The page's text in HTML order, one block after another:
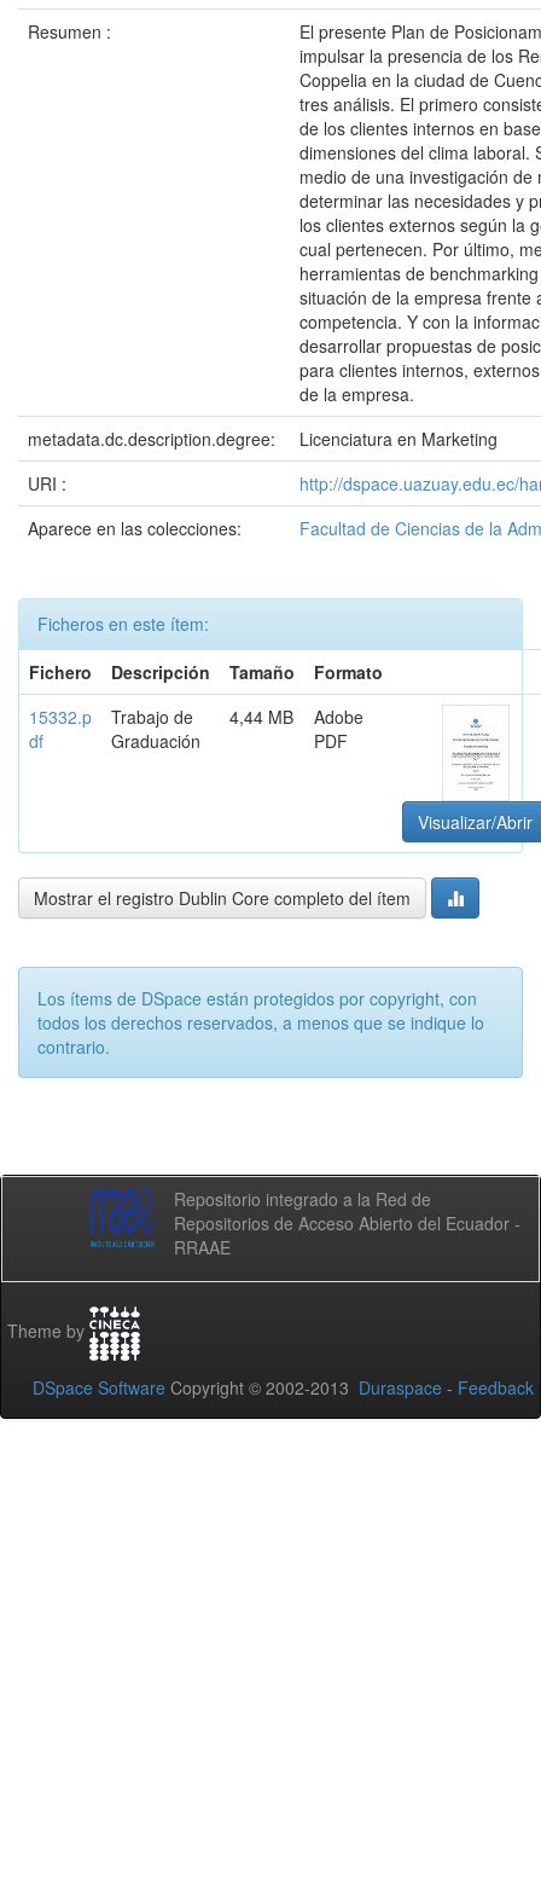
Resumen :
El presente Plan de
impulsar la presencia de los
Coppelia en la ciudad de
tres análisis. El primero
de los clientes internos en
dimensiones del clima laboral.
medio de una investigación de
determinar las necesidades y
los clientes externos según la
cual pertenecen. Por último,
herramientas de
situación de la empresa frente
competencia. Y con la
desarrollar propuestas de
para clientes internos,
de la empresa.
metadata.dc.description.degree:
Licenciatura en Marketing
URI :
http://dspace.uazuay.edu.ec/
Aparece en las colecciones:
Facultad de Ciencias de la
Ficheros en este ítem:
Fichero
Descripción Tamaño
Formato
15332.p
df
Trabajo de
Graduación
4,44 MB
Adobe
PDF
Visualizar/Abrir
Mostrar el registro Dublin Core completo del ítem
Los ítems de DSpace están protegidos por copyright, con
todos los derechos reservados, a menos que se indique lo
contrario.
Repositorio integrado a la Red de
Repositorios de Acceso Abierto del Ecuador -
RRAAE
Theme by
DSpace Software Copyright © 2002-2013 Duraspace - Feedback